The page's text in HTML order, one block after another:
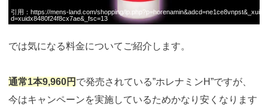
引用： https://mens-land.com/shopping/lp.php?p=horenamin&adcd=ne1ce8vnpst&_xui
d=xuidx8480f24f8cx7ae&_fsc=13
では気になる料金についてご紹介します。
通常1本9,960円 で発売されている”ホレナミンH”ですが、
今はキャンペーンを実施しているためかなり安くなります